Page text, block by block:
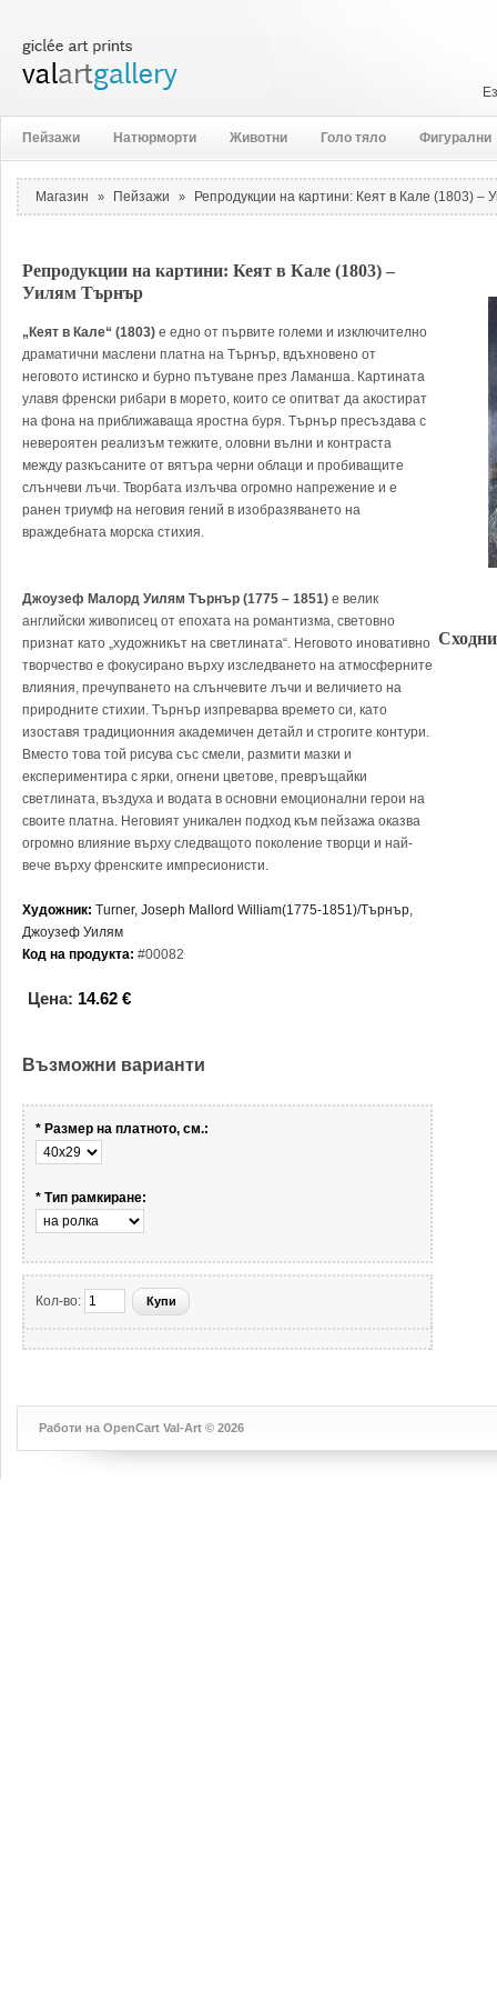
Пейзажи Натюрморти Животни Голо тяло Фигурални
Магазин » Пейзажи » Репродукции на картини: Кеят в Кале (1803) –
Репродукции на картини: Кеят в Кале (1803) –
Уилям Търнър
„Кеят в Кале“ (1803) е едно от първите големи и изключително
драматични маслени платна на Търнър, вдъхновено от
неговото истинско и бурно пътуване през Ламанша. Картината
улавя френски рибари в морето, които се опитват да акостират
на фона на приближаваща яростна буря. Търнър пресъздава с
невероятен реализъм тежките, оловни вълни и контраста
между разкъсаните от вятъра черни облаци и пробиващите
слънчеви лъчи. Творбата излъчва огромно напрежение и е
ранен триумф на неговия гений в изобразяването на
враждебната морска стихия.
Джоузеф Малорд Уилям Търнър (1775 – 1851) е велик
английски живописец от епохата на романтизма, световно
признат като „художникът на светлината“. Неговото иновативно
творчество е фокусирано върху изследването на атмосферните
влияния, пречупването на слънчевите лъчи и величието на
природните стихии. Търнър изпреварва времето си, като
изоставя традиционния академичен детайл и строгите контури.
Вместо това той рисува със смели, размити мазки и
експериментира с ярки, огнени цветове, превръщайки
светлината, въздуха и водата в основни емоционални герои на
своите платна. Неговият уникален подход към пейзажа оказва
огромно влияние върху следващото поколение творци и най-
вече върху френските импресионисти.
Художник: Turner, Joseph Mallord William(1775-1851)/Търнър,
Джоузеф Уилям
Код на продукта: #00082
Цена: 14.62 €
Възможни варианти
* Размер на платното, cм.:
* Тип рамкиране:
Кол-во: Купи
Работи на OpenCart Val-Art © 2026